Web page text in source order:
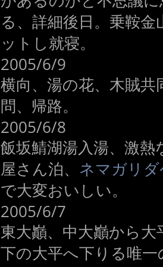
る、詳細後日。乗鞍
ットし就寝。
2005/6/9
横向、湯の花、木賊
問、帰路。
2005/6/8
飯坂鯖湖湯入湯、激
屋さん泊、 ネマガリ
で大変おいしい。
2005/6/7
東大巓、中大巓から
下の大平へ下りる唯